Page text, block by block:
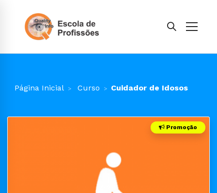
Página Inicial Curso Cuidador de Idosos
Promoção